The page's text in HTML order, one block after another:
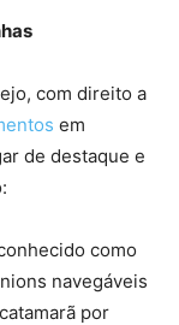
com direito a
em
de destaque e
como
navegáveis
por